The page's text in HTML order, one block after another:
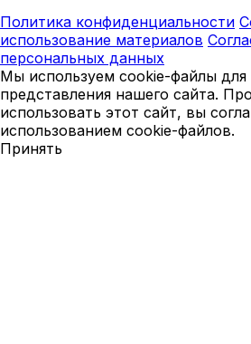
Политика конфиденциальности
использование материалов
персональных данных
Мы используем cookie-файлы для
представления нашего сайта.
использовать этот сайт, вы
использованием cookie-файлов.
Принять